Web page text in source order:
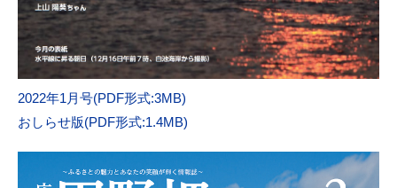
2022年1月号(PDF形式:3MB)
おしらせ版(PDF形式:1.4MB)